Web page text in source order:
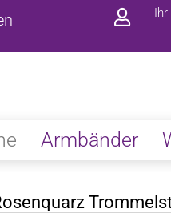
Ihr
Armbänder